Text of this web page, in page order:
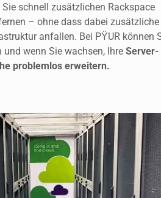
schnell zusätzlichen Rackspace
– ohne dass dabei zusätzliche
anfallen. Bei PŸUR können
wenn Sie wachsen, Ihre Server-
problemlos erweitern.